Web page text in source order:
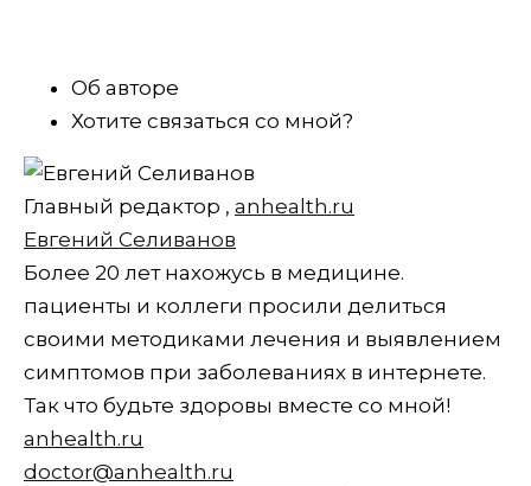
Об авторе
Хотите связаться со мной?
Главный редактор , anhealth.ru
Евгений Селиванов
Более 20 лет нахожусь в медицине.
пациенты и коллеги просили делиться
своими методиками лечения и выявлением
симптомов при заболеваниях в интернете.
Так что будьте здоровы вместе со мной!
anhealth.ru
doctor@anhealth.ru